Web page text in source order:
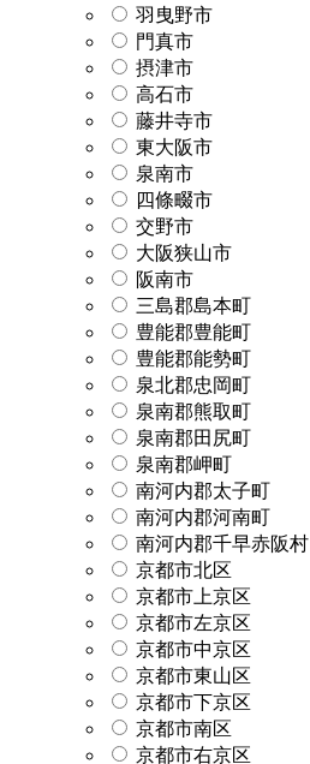
羽曳野市
門真市
摂津市
高石市
藤井寺市
東大阪市
泉南市
四條畷市
交野市
大阪狭山市
阪南市
三島郡島本町
豊能郡豊能町
豊能郡能勢町
泉北郡忠岡町
泉南郡熊取町
泉南郡田尻町
泉南郡岬町
南河内郡太子町
南河内郡河南町
南河内郡千早赤阪村
京都市北区
京都市上京区
京都市左京区
京都市中京区
京都市東山区
京都市下京区
京都市南区
京都市右京区